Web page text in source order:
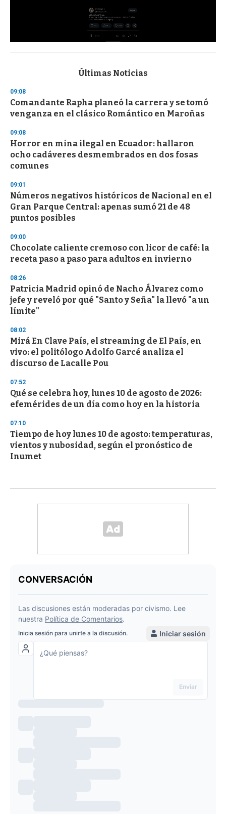
s
d
s
o
f
3
s
c
o
d
s
Últimas Noticias
09:08
Comandante Rapha planeó la carrera y se tomó
venganza en el clásico Romántico en Maroñas
09:08
Horror en mina ilegal en Ecuador: hallaron
ocho cadáveres desmembrados en dos fosas
comunes
09:01
Números negativos históricos de Nacional en el
Gran Parque Central: apenas sumó 21 de 48
puntos posibles
09:00
Chocolate caliente cremoso con licor de café: la
receta paso a paso para adultos en invierno
08:26
Patricia Madrid opinó de Nacho Álvarez como
jefe y reveló por qué "Santo y Seña" la llevó "a un
límite"
08:02
Mirá En Clave País, el streaming de El País, en
vivo: el politólogo Adolfo Garcé analiza el
discurso de Lacalle Pou
07:52
Qué se celebra hoy, lunes 10 de agosto de 2026:
efemérides de un día como hoy en la historia
07:10
Tiempo de hoy lunes 10 de agosto: temperaturas,
vientos y nubosidad, según el pronóstico de
Inumet